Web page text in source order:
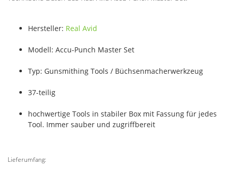
Hersteller: Real Avid
Modell: Accu-Punch Master Set
Typ: Gunsmithing Tools / Büchsenmacherwerkzeug
37-teilig
hochwertige Tools in stabiler Box mit Fassung für jedes
Tool. Immer sauber und zugriffbereit
Lieferumfang: